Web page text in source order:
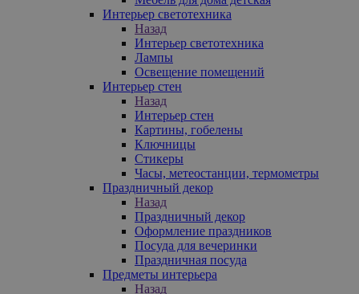
Интерьер светотехника
Назад
Интерьер светотехника
Лампы
Освещение помещений
Интерьер стен
Назад
Интерьер стен
Картины, гобелены
Ключницы
Стикеры
Часы, метеостанции, термометры
Праздничный декор
Назад
Праздничный декор
Оформление праздников
Посуда для вечеринки
Праздничная посуда
Предметы интерьера
Назад